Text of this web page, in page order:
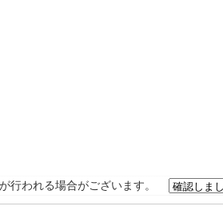
行われる場合がございます。